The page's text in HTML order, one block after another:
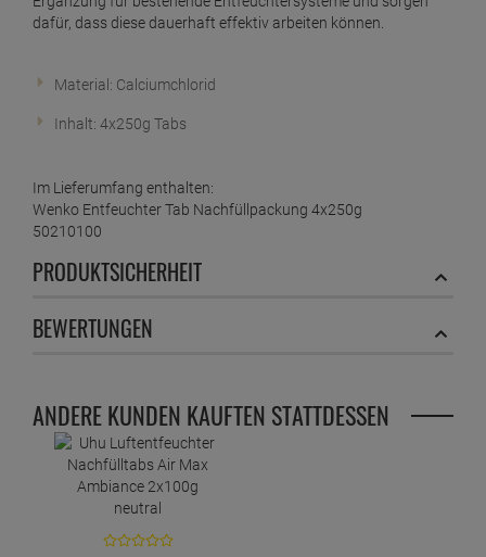
1 Stück =12,49 €
ab12,
1 Stück =
ab12,49€
12,
KG
dafür, dass diese dauerhaft effektiv arbeiten können.
Material: Calciumchlorid
Inhalt: 4x250g Tabs
Im Lieferumfang enthalten:
Wenko Entfeuchter Tab Nachfüllpackung 4x250g
50210100
PRODUKTSICHERHEIT
BEWERTUNGEN
ANDERE KUNDEN KAUFTEN STATTDESSEN